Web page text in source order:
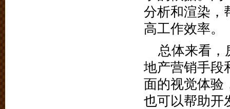
分析和渲染，
高工作效率。
总体来看，
地产营销手段
面的视觉体验
也可以帮助开